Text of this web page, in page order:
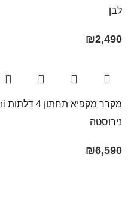
לבן
₪2,490
נירוסטה
₪6,590